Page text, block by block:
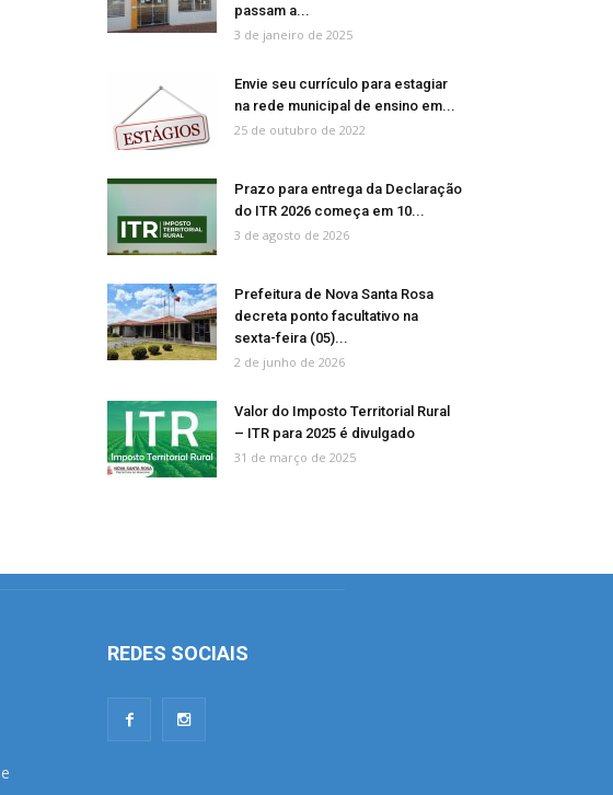
passam a...
3 de janeiro de 2025
Envie seu currículo para estagiar
na rede municipal de ensino em...
25 de outubro de 2022
Prazo para entrega da Declaração
do ITR 2026 começa em 10...
3 de agosto de 2026
Prefeitura de Nova Santa Rosa
decreta ponto facultativo na
sexta-feira (05)...
2 de junho de 2026
Valor do Imposto Territorial Rural
– ITR para 2025 é divulgado
31 de março de 2025
REDES SOCIAIS